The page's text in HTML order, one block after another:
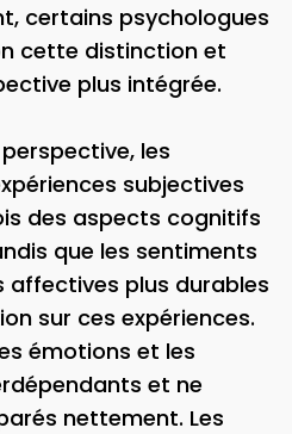
certains psychologues
cette distinction et
plus intégrée.
les
subjectives
des aspects cognitifs
que les sentiments
affectives plus durables
sur ces expériences.
émotions et les
et ne
nettement. Les